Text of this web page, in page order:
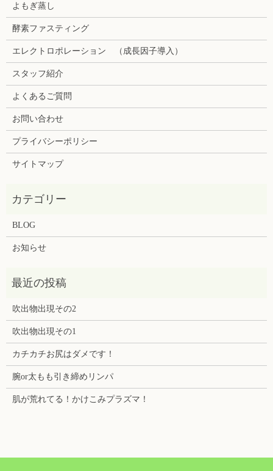
よもぎ蒸し
酵素ファスティング
エレクトロポレーション （成長因子導入）
スタッフ紹介
よくあるご質問
お問い合わせ
プライバシーポリシー
サイトマップ
BLOG
お知らせ
吹出物出現その2
吹出物出現その1
カチカチお尻はダメです！
腕or太もも引き締めリンパ
肌が荒れてる！かけこみプラズマ！